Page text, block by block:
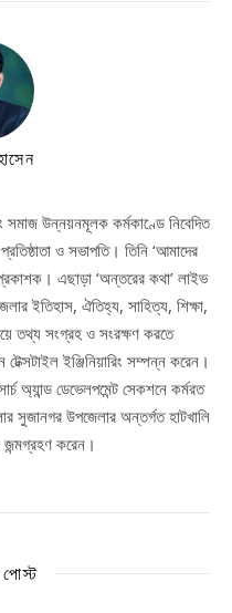
উন্নয়নমূলক কর্মকাণ্ডে নিবেদিত
ও সভাপতি। তিনি ‘আমাদের
এছাড়া ‘অন্তরের কথা’ লাইভ
ইতিহাস, ঐতিহ্য, সাহিত্য, শিক্ষা,
তথ্য সংগ্রহ ও সংরক্ষণ করতে
ইঞ্জিনিয়ারিং সম্পন্ন করেন।
অ্যান্ড ডেভেলপমেন্ট সেকশনে কর্মরত
সুজানগর উপজেলার অন্তর্গত হাটখালি
জন্মগ্রহণ করেন।